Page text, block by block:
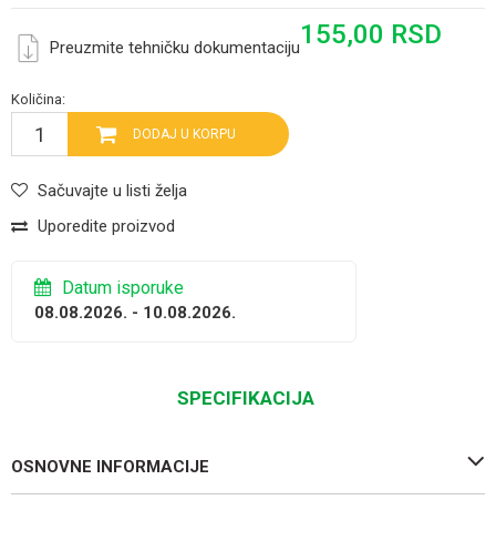
Preuzmite tehničku dokumentaciju155,00 RSD
Količina:
DODAJ U KORPU
Sačuvajte u listi želja
Uporedite proizvod
Datum isporuke
08.08.2026. - 10.08.2026.
SPECIFIKACIJA
OSNOVNE INFORMACIJE